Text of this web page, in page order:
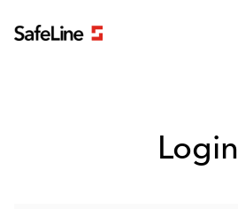
Login
Formulaire de connexion